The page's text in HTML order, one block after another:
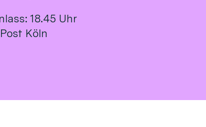
18.45 Uhr
Köln